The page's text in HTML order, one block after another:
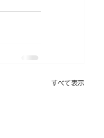
すべて表示